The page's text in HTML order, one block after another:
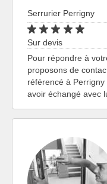
Serrurier Perrigny
Sur devis
Pour répondre à
proposons de
référencé à
avoir échangé avec